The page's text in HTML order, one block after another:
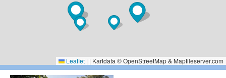
Leaflet | | Kartdata © OpenStreetMap & Maptileserver.com